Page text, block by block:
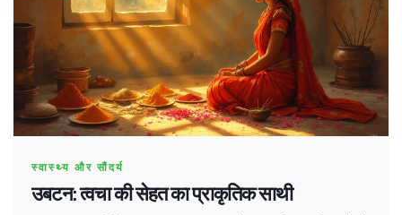
स्वास्थ्य और सौंदर्य
उबटन: त्वचा की सेहत का प्राकृतिक साथी